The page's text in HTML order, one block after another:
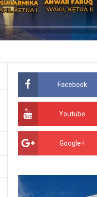
Facebook
Youtube
Google+